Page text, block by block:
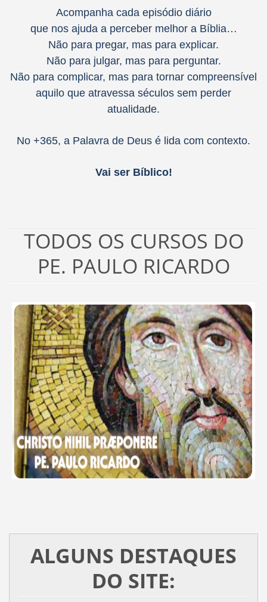
Acompanha cada episódio diário
que nos ajuda a perceber melhor a Bíblia…
Não para pregar, mas para explicar.
Não para julgar, mas para perguntar.
Não para complicar, mas para tornar compreensível
aquilo que atravessa séculos sem perder
atualidade.
No +365, a Palavra de Deus é lida com contexto.
Vai ser Bíblico!
TODOS OS CURSOS DO
PE. PAULO RICARDO
ALGUNS DESTAQUES
DO SITE: